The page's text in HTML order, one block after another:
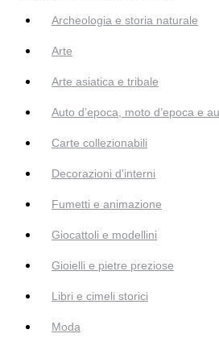
Archeologia e storia naturale
Arte
Arte asiatica e tribale
Auto d’epoca, moto d’epoca e
Carte collezionabili
Decorazioni d'interni
Fumetti e animazione
Giocattoli e modellini
Gioielli e pietre preziose
Libri e cimeli storici
Moda